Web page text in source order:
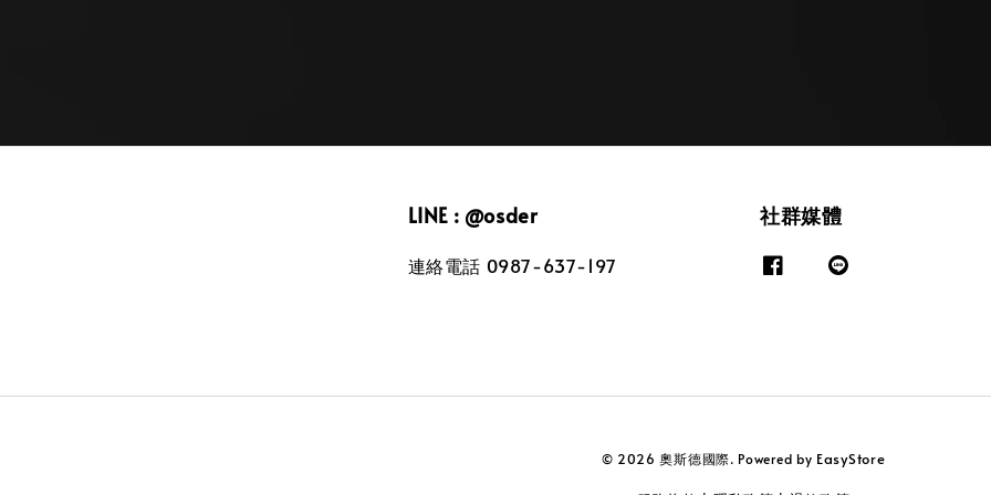
LINE : @osder
連絡電話 0987-637-197
社群媒體
© 2026 奧斯德國際. Powered by EasyStore